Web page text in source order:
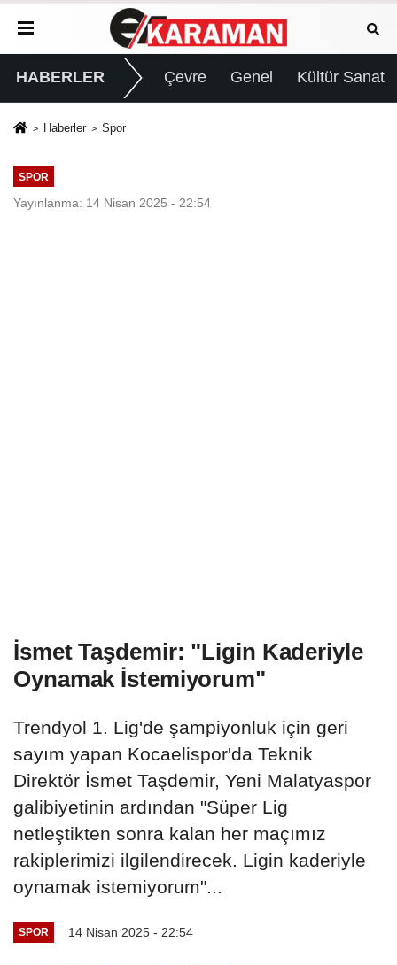
HABERLER Çevre Genel Kültür Sanat
Haberler Spor
SPOR
Yayınlanma: 14 Nisan 2025 - 22:54
İsmet Taşdemir: "Ligin Kaderiyle
Oynamak İstemiyorum"
Trendyol 1. Lig'de şampiyonluk için geri
sayım yapan Kocaelispor'da Teknik
Direktör İsmet Taşdemir, Yeni Malatyaspor
galibiyetinin ardından "Süper Lig
netleştikten sonra kalan her maçımız
rakiplerimizi ilgilendirecek. Ligin kaderiyle
oynamak istemiyorum"...
SPOR 14 Nisan 2025 - 22:54